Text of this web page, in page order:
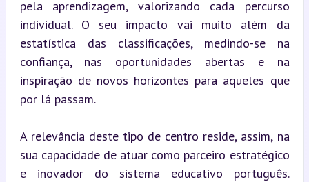
pela aprendizagem, valorizando cada percurso
individual. O seu impacto vai muito além da
estatística das classificações, medindo-se na
confiança, nas oportunidades abertas e na
inspiração de novos horizontes para aqueles que
por lá passam.
A relevância deste tipo de centro reside, assim, na
sua capacidade de atuar como parceiro estratégico
e inovador do sistema educativo português.